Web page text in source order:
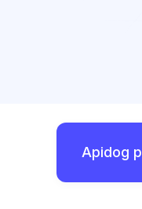
Apidog